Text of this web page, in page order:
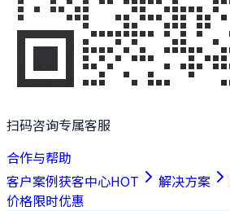
扫码咨询专属客服
合作与帮助
客户案例获客中心HOT 解决方案
价格限时优惠